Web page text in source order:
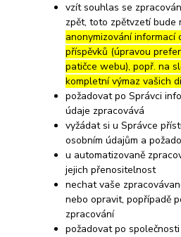
vzít souhlas se
zpět, toto zpětvzetí bude
anonymizování informací
příspěvků (úpravou
patičce webu), popř. na
kompletní výmaz vašich
požadovat po Správci
údaje zpracovává
vyžádat si u Správce
osobním údajům a
u automatizovaně
jejich přenositelnost
nechat vaše
nebo opravit, popřípadě
zpracování
požadovat po